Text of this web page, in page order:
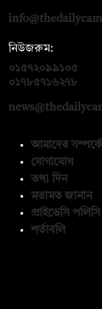
নিউজরুম:
০১৫৭২০৯৯১০৫
০১৭৮৫৭১৬২৭৮
আমাদের সম্পর্কে
যোগাযোগ
তথ্য দিন
মতামত জানান
প্রাইভেসি পলিসি
শর্তাবলি